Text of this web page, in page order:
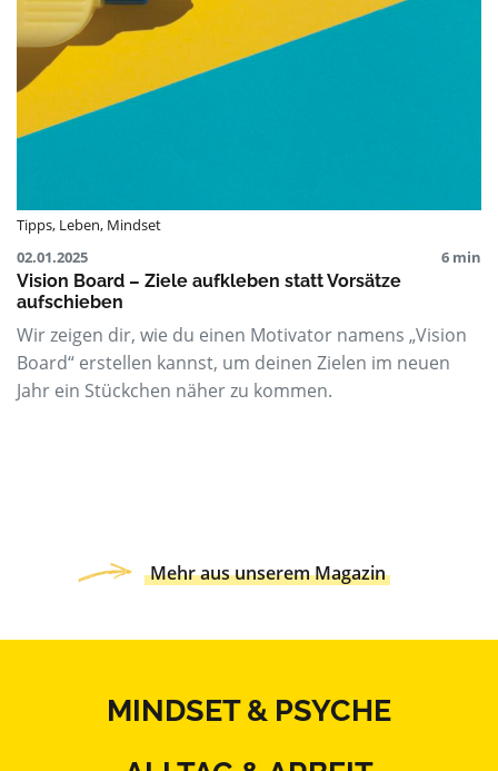
Tipps, Leben, Mindset
02.01.2025
6 min
Vision Board – Ziele aufkleben statt Vorsätze
aufschieben
Wir zeigen dir, wie du einen Motivator namens „Vision
Board“ erstellen kannst, um deinen Zielen im neuen
Jahr ein Stückchen näher zu kommen.
Mehr aus unserem Magazin
MINDSET & PSYCHE